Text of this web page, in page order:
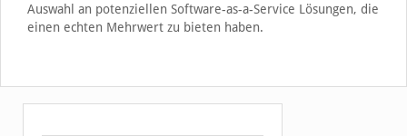
Auswahl an potenziellen Software-as-a-Service Lösungen, die
einen echten Mehrwert zu bieten haben.